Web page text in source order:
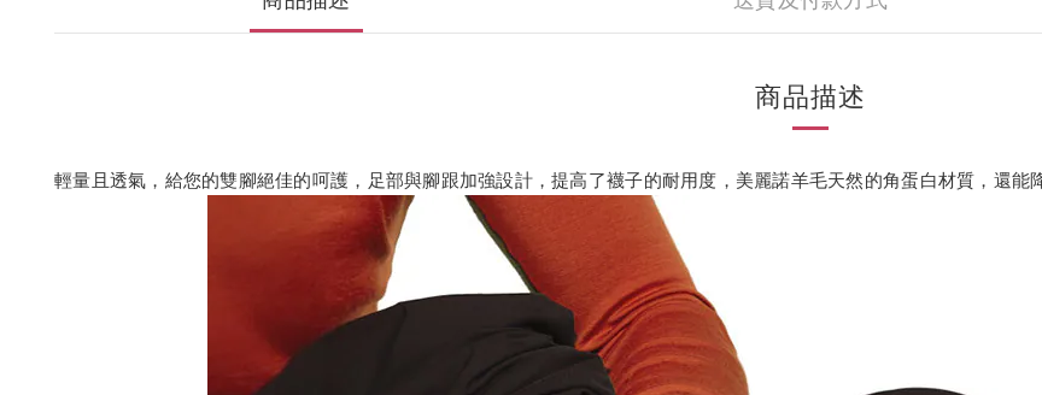
商品描述
輕量且透氣，給您的雙腳絕佳的呵護，足部與腳跟加強設計，提高了襪子的耐用度，美麗諾羊毛天然的角蛋白材質，還能